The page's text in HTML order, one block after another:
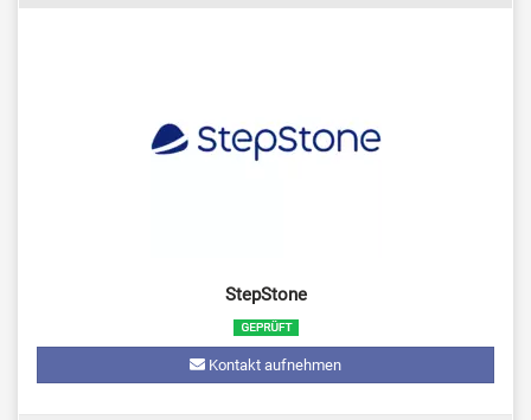
StepStone
Kontakt aufnehmen